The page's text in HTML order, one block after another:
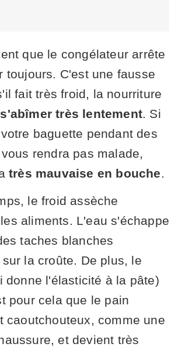
que le congélateur arrête
toujours. C'est une fausse
fait très froid, la nourriture
très lentement . Si
baguette pendant des
rendra pas malade,
très mauvaise en bouche
le froid assèche
aliments. L'eau s'échappe
taches blanches
la croûte. De plus, le
donne l'élasticité à la pâte)
pour cela que le pain
caoutchouteux, comme une
et devient très